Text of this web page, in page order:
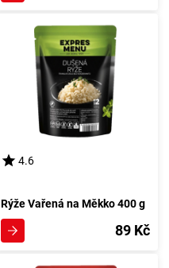
4.6
Rýže Vařená na Měkko 400 g
89 Kč